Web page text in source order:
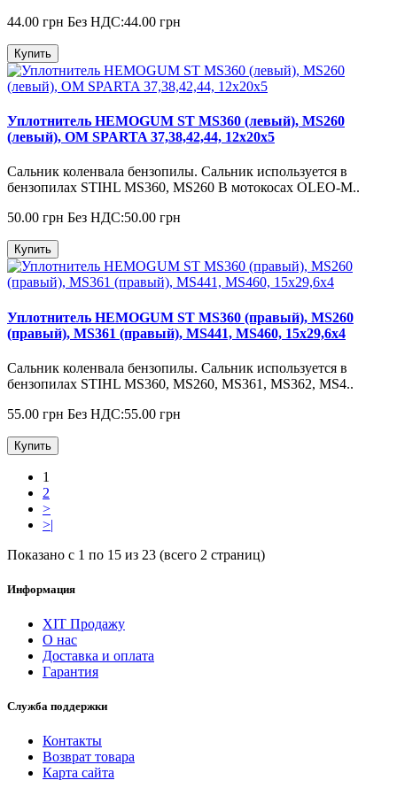
44.00 грн Без НДС:44.00 грн
Купить
Уплотнитель HEMOGUM ST MS360 (левый), MS260
(левый), OM SPARTA 37,38,42,44, 12x20x5
Сальник коленвала бензопилы. Сальник используется в
бензопилах STIHL MS360, MS260 В мотокосах OLEO-M..
50.00 грн Без НДС:50.00 грн
Купить
Уплотнитель HEMOGUM ST MS360 (правый), MS260
(правый), MS361 (правый), MS441, MS460, 15x29,6x4
Сальник коленвала бензопилы. Сальник используется в
бензопилах STIHL MS360, MS260, MS361, MS362, MS4..
55.00 грн Без НДС:55.00 грн
Купить
1
2
>
>|
Показано с 1 по 15 из 23 (всего 2 страниц)
Информация
ХІТ Продажу
О нас
Доставка и оплата
Гарантия
Служба поддержки
Контакты
Возврат товара
Карта сайта